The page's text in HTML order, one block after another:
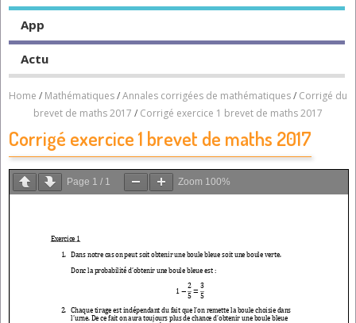
App
Actu
Home / Mathématiques/Annales corrigées de mathématiques/ Corrigé du
brevet de maths 2017 / Corrigé exercice 1 brevet de maths 2017
Corrigé exercice 1 brevet de maths 2017
Page 1 / 1 Zoom 100%